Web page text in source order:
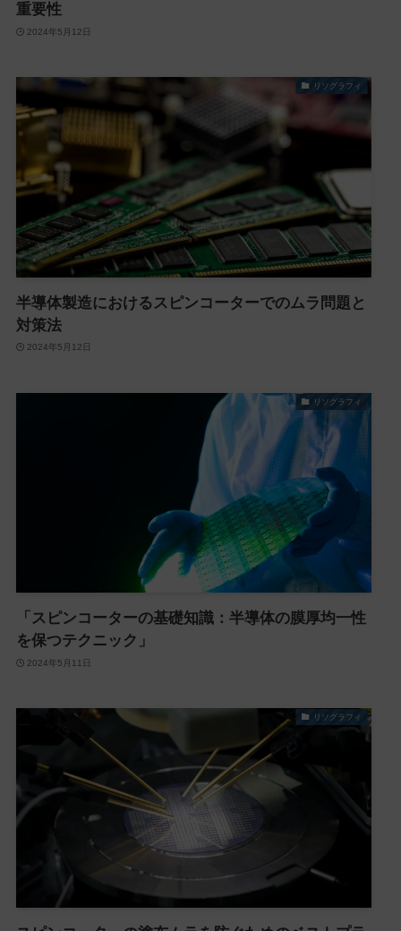
重要性
2024年5月12日
リソグラフィ
半導体製造におけるスピンコーターでのムラ問題と
対策法
2024年5月12日
リソグラフィ
「スピンコーターの基礎知識：半導体の膜厚均一性
を保つテクニック」
2024年5月11日
リソグラフィ